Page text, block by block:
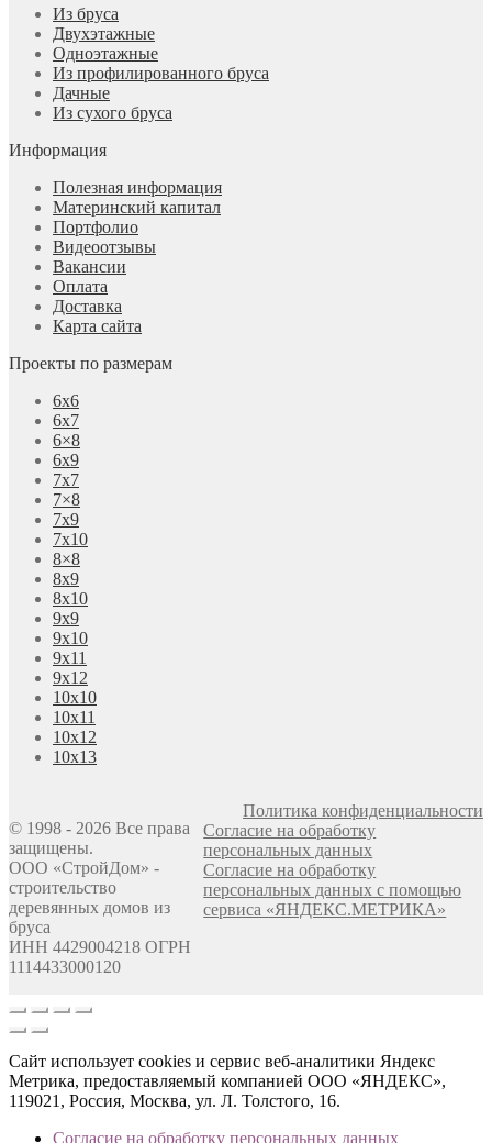
Из бруса
Двухэтажные
Одноэтажные
Из профилированного бруса
Дачные
Из сухого бруса
Информация
Полезная информация
Материнский капитал
Портфолио
Видеоотзывы
Вакансии
Оплата
Доставка
Карта сайта
Проекты по размерам
6х6
6х7
6×8
6х9
7х7
7×8
7х9
7х10
8×8
8х9
8х10
9х9
9х10
9х11
9х12
10х10
10х11
10х12
10х13
© 1998 - 2026 Все права
защищены.
ООО «СтройДом» -
строительство
деревянных домов из
бруса
ИНН 4429004218 ОГРН
1114433000120
Политика конфиденциальности
Согласие на обработку
персональных данных
Согласие на обработку
персональных данных с помощью
сервиса «ЯНДЕКС.МЕТРИКА»
Сайт использует cookies и сервис веб-аналитики Яндекс
Метрика, предоставляемый компанией ООО «ЯНДЕКС»,
119021, Россия, Москва, ул. Л. Толстого, 16.
Согласие на обработку персональных данных